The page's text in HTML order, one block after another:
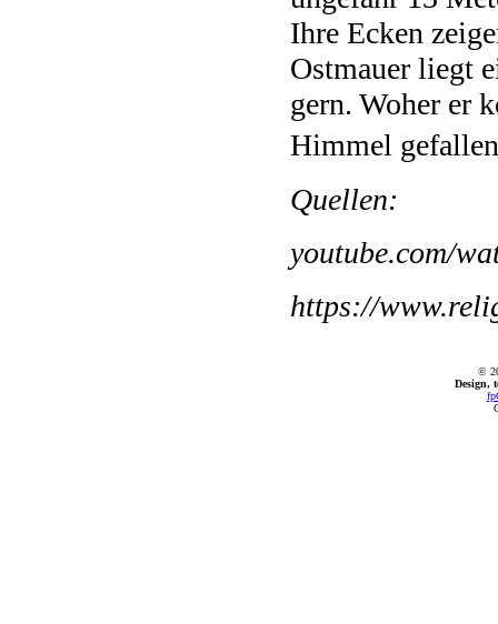
Ihre Ecken
Ostmauer liegt
gern. Woher er
Himmel
Quellen:
youtube.com/
https://
©
Design,